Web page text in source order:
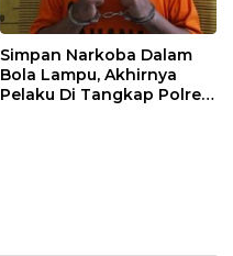
Simpan Narkoba Dalam
Bola Lampu, Akhirnya
Pelaku Di Tangkap Polres